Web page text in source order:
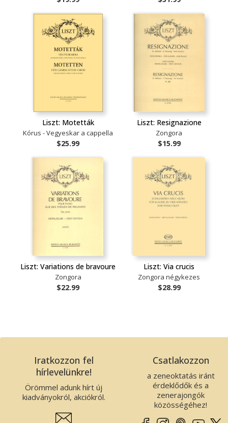
Liszt: Motetták
Kórus - Vegyeskar a cappella
$25.99
Liszt: Resignazione
Zongora
$15.99
Liszt: Variations de bravoure
Zongora
$22.99
Liszt: Via crucis
Zongora négykezes
$28.99
Iratkozzon fel
hírlevelünkre!
Örömmel adunk hírt új
kiadványokról, akciókról.
Csatlakozzon
a zeneoktatás iránt
érdeklődők és a
zenerajongók
közösségéhez!